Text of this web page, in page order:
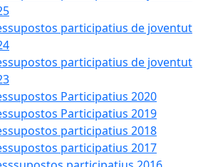
participatius de joventut
participatius de joventut
Participatius 2020
Participatius 2019
participatius 2018
participatius 2017